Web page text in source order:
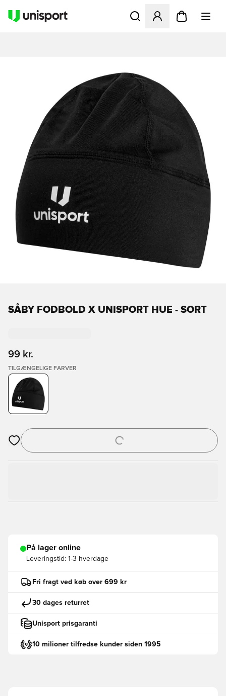
Åbner en Modal til at
SÅBY FODBOLD X UNISPORT HUE - SORT
99 kr.
TILGÆNGELIGE FARVER
Åbner en Modal til at logge ind eller tilmelde dig som medlem
På lager online
Leveringstid: 1-3 hverdage
Fri fragt ved køb over 699 kr
30 dages returret
Unisport prisgaranti
10 milioner tilfredse kunder siden 1995